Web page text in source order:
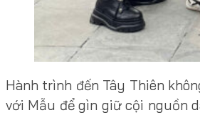
Hành trình đến Tây Thiên
với Mẫu để gìn giữ cội nguồn